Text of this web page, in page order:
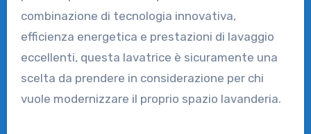
combinazione di tecnologia innovativa,
efficienza energetica e prestazioni di lavaggio
eccellenti, questa lavatrice è sicuramente una
scelta da prendere in considerazione per chi
vuole modernizzare il proprio spazio lavanderia.